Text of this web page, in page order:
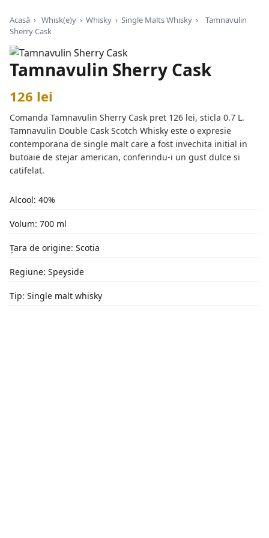
Acasă › Whisk(e)y › Whisky › Single Malts Whisky ›
Tamnavulin
Sherry Cask
Tamnavulin Sherry Cask
126 lei
Comanda Tamnavulin Sherry Cask pret 126 lei, sticla 0.7 L.
Tamnavulin Double Cask Scotch Whisky este o expresie
contemporana de single malt care a fost invechita initial in
butoaie de stejar american, conferindu-i un gust dulce si
catifelat.
Alcool: 40%
Volum: 700 ml
Țara de origine: Scotia
Regiune: Speyside
Tip: Single malt whisky